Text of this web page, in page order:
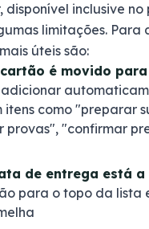
disponível inclusive no
limitações. Para
úteis são:
é movido
adicionar
itens como "preparar
provas", "confirmar
de entrega está a
para o topo da lista